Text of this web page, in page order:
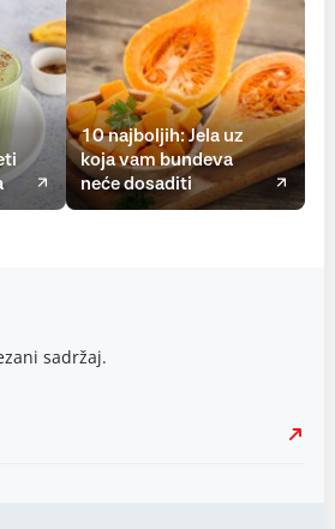
10 najboljih: Jela uz
koja vam bundeva
neće dosaditi
sadržaj.